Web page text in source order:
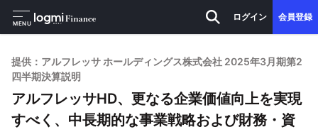
MENU
ログイン 会員登録
提供：アルフレッサ ホールディングス株式会社 2025年3月期第2
四半期決算説明
アルフレッサHD、更なる企業価値向上を実現
すべく、中長期的な事業戦略および財務・資